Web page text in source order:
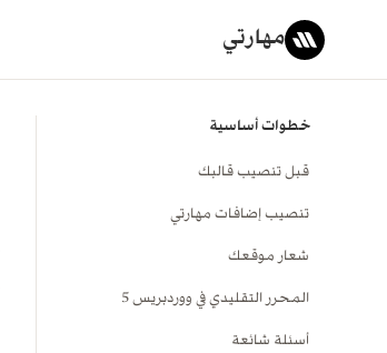
مهارتي
خطوات أساسية
قبل تنصيب قالبك
تنصيب إضافات مهارتي
شعار موقعك
المحرر التقليدي في ووردبريس 5
أسئلة شائعة